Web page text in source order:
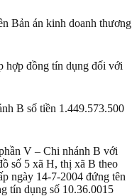
Bản án kinh doanh thương
hợp đồng tín dụng đối với
B số tiền 1.449.573.500
V – Chi nhánh B với
số 5 xã H, thị xã B theo
ngày 14-7-2004 đứng tên
tín dụng số 10.36.0015